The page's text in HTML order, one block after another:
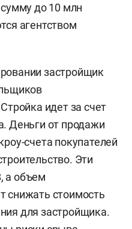
до 10 млн
агентством
застройщик
идет за счет
Деньги от продажи
счета покупателей
Эти
а объем
снижать стоимость
для застройщика.